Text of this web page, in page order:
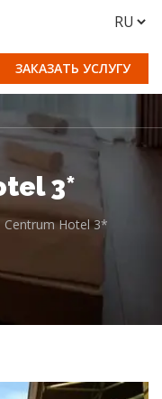
ЗАКАЗАТЬ УСЛУГУ
3*
Centrum Hotel 3*